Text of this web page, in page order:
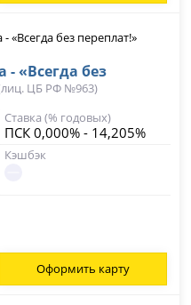
- «Всегда без
ЦБ РФ №963)
Ставка (% годовых)
ПСК 0,000% - 14,205%
Кэшбэк
Оформить карту